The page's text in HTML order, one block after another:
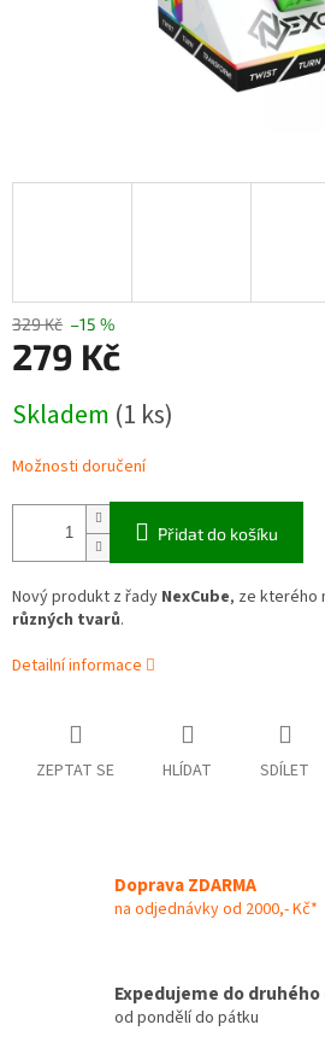
329 Kč –15 %
279 Kč
cena:
Skladem (1 ks)
Možnosti doručení
Přidat do košíku
Nový produkt z řady NexCube, ze kterého
různých tvarů.
Detailní informace
ZEPTAT SE HLÍDAT SDÍLET
Doprava ZDARMA
na odjednávky od 2000,- Kč*
Expedujeme do druhého
od pondělí do pátku